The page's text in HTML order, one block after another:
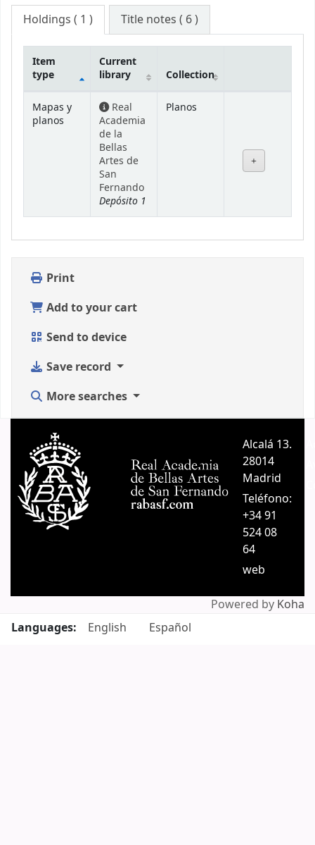
Holdings ( 1 ) Title notes ( 6 )
Item
type
Current
library
Collection
Mapas y
planos
Real
Academia
de la
Bellas
Artes de
San
Fernando
Depósito 1
Planos
Print
Add to your cart
Send to device
Save record
More searches
Alcalá 13.
28014
Madrid
Teléfono:
+34 91
524 08
64
web
Powered by Koha
Languages:
English Español